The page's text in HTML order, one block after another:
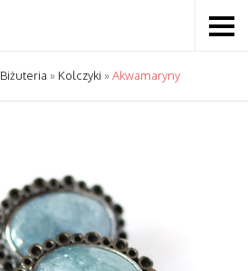
Biżuteria » Kolczyki »Akwamaryny